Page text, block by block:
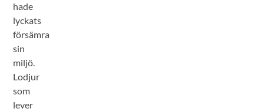
hade
lyckats
försämra
sin
miljö.
Lodjur
som
lever